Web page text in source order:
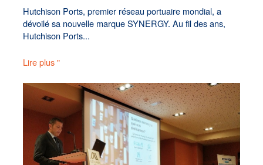
Hutchison Ports, premier réseau portuaire mondial, a
dévoilé sa nouvelle marque SYNERGY. Au fil des ans,
Hutchison Ports...
Lire plus "